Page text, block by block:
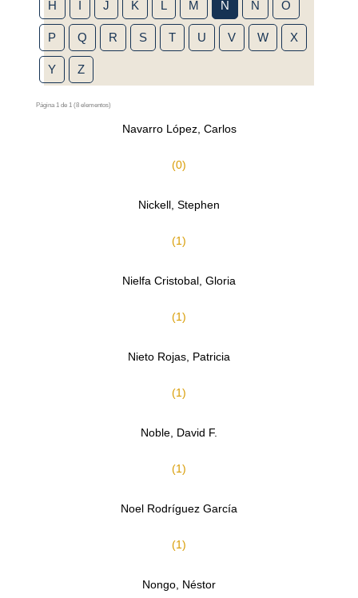
H I J K L M N Ñ O
P Q R S T U V W X
Y Z
Página 1 de 1 (8 elementos)
Navarro López, Carlos
(0)
Nickell, Stephen
(1)
Nielfa Cristobal, Gloria
(1)
Nieto Rojas, Patricia
(1)
Noble, David F.
(1)
Noel Rodríguez García
(1)
Nongo, Néstor